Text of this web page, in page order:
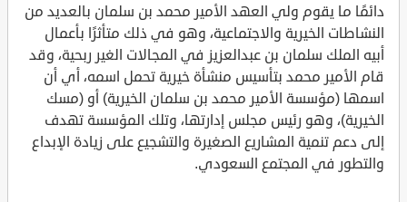
دائمًا ما يقوم ولي العهد الأمير محمد بن سلمان بالعديد من
النشاطات الخيرية والاجتماعية، وهو في ذلك متأثرًا بأعمال
أبيه الملك سلمان بن عبدالعزيز في المجالات الغير ربحية، وقد
قام الأمير محمد بتأسيس منشأة خيرية تحمل اسمه، أي أن
اسمها (مؤسسة الأمير محمد بن سلمان الخيرية) أو (مسك
الخيرية)، وهو رئيس مجلس إدارتها، وتلك المؤسسة تهدف
إلى دعم تنمية المشاريع الصغيرة والتشجيع على زيادة الإبداع
والتطور في المجتمع السعودي.